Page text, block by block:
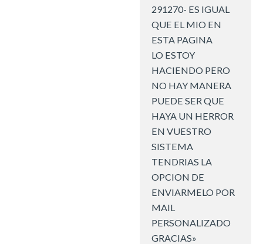
291270- ES IGUAL
QUE EL MIO EN
ESTA PAGINA
LO ESTOY
HACIENDO PERO
NO HAY MANERA
PUEDE SER QUE
HAYA UN HERROR
EN VUESTRO
SISTEMA
TENDRIAS LA
OPCION DE
ENVIARMELO POR
MAIL
PERSONALIZADO
GRACIAS»